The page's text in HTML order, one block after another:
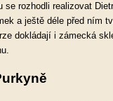
se rozhodli realizovat
a ještě déle před ním
dokládají i zámecká